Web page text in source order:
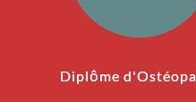
Diplôme